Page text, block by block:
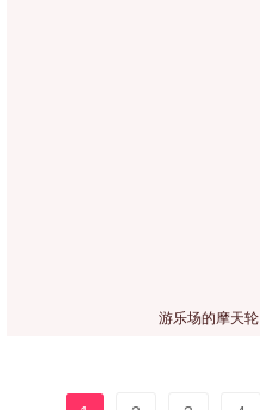
游乐场的摩天轮